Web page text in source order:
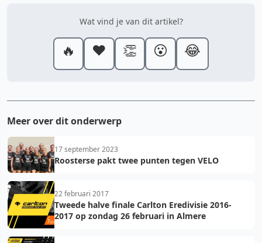
Wat vind je van dit artikel?
🔥 ❤️ 👏 😮 😂
Meer over dit onderwerp
17 september 2023
Roosterse pakt twee punten tegen VELO
22 februari 2017
Tweede halve finale Carlton Eredivisie 2016-
2017 op zondag 26 februari in Almere